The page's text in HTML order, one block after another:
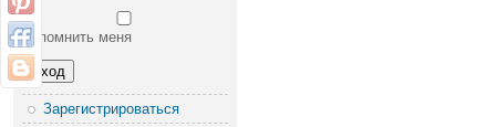
Запомнить меня
Зарегистрироваться